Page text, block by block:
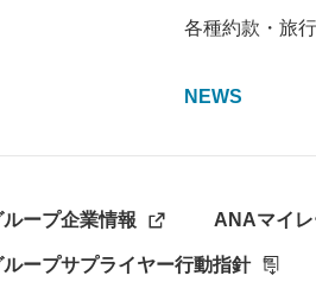
各種約款・旅
NEWS
ープ企業情報 ANAマイ
ープサプライヤー行動指針